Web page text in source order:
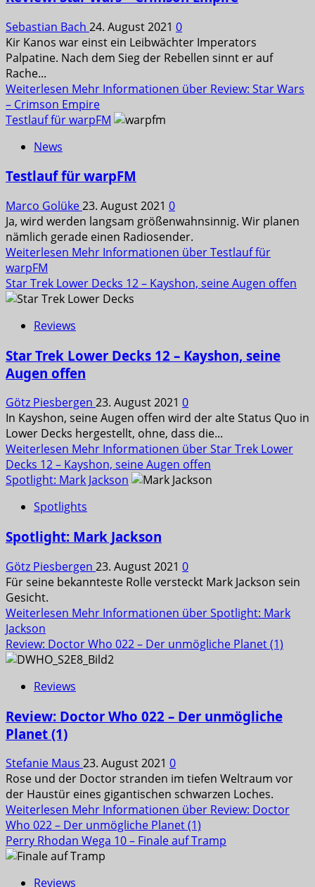
Sebastian Bach 24. August 2021 0
Kir Kanos war einst ein Leibwächter Imperators
Palpatine. Nach dem Sieg der Rebellen sinnt er auf
Rache...
Weiterlesen Mehr Informationen über Review: Star Wars
– Crimson Empire
Testlauf für warpFM
News
Testlauf für warpFM
Marco Golüke23. August 2021 0
Ja, wird werden langsam größenwahnsinnig. Wir planen
nämlich gerade einen Radiosender.
Weiterlesen Mehr Informationen über Testlauf für
warpFM
Star Trek Lower Decks 12 – Kayshon, seine Augen offen
Reviews
Star Trek Lower Decks 12 – Kayshon, seine
Augen offen
Götz Piesbergen 23. August 2021 0
In Kayshon, seine Augen offen wird der alte Status Quo in
Lower Decks hergestellt, ohne, dass die...
Weiterlesen Mehr Informationen über Star Trek Lower
Decks 12 – Kayshon, seine Augen offen
Spotlight: Mark Jackson
Spotlights
Spotlight: Mark Jackson
Götz Piesbergen 23. August 2021 0
Für seine bekannteste Rolle versteckt Mark Jackson sein
Gesicht.
Weiterlesen Mehr Informationen über Spotlight: Mark
Jackson
Review: Doctor Who 022 – Der unmögliche Planet (1)
Reviews
Review: Doctor Who 022 – Der unmögliche
Planet (1)
Stefanie Maus 23. August 2021 0
Rose und der Doctor stranden im tiefen Weltraum vor
der Haustür eines gigantischen schwarzen Loches.
Weiterlesen Mehr Informationen über Review: Doctor
Who 022 – Der unmögliche Planet (1)
Perry Rhodan Wega 10 – Finale auf Tramp
Reviews